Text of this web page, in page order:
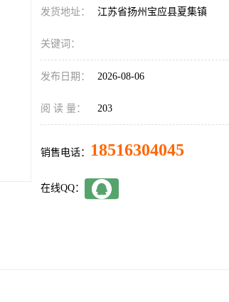
发货地址： 江苏省扬州宝应县夏集镇
关键词：
发布日期： 2026-08-06
阅 读 量： 203
销售电话： 18516304045
在线QQ：